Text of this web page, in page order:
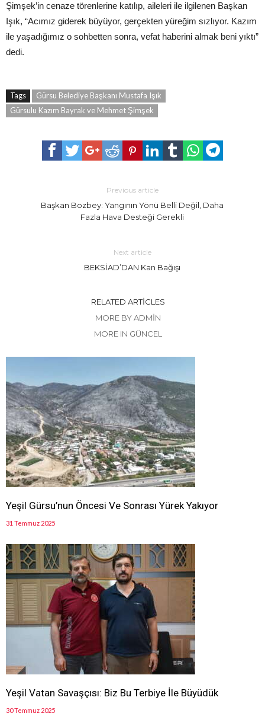
Şimşek’in cenaze törenlerine katılıp, aileleri ile ilgilenen Başkan
Işık, “Acımız giderek büyüyor, gerçekten yüreğim sızlıyor. Kazım
ile yaşadığımız o sohbetten sonra, vefat haberini almak beni yıktı”
dedi.
Tags
Gürsu Belediye Başkanı Mustafa Işık
Gürsulu Kazım Bayrak ve Mehmet Şimşek
Previous article
Başkan Bozbey: Yangının Yönü Belli Değil, Daha
Fazla Hava Desteği Gerekli
Next article
BEKSİAD’DAN Kan Bağışı
RELATED ARTICLES
MORE BY ADMIN
MORE IN GÜNCEL
Yeşil Gürsu’nun Öncesi Ve Sonrası Yürek Yakıyor
31 Temmuz 2025
Yeşil Vatan Savaşçısı: Biz Bu Terbiye İle Büyüdük
30 Temmuz 2025